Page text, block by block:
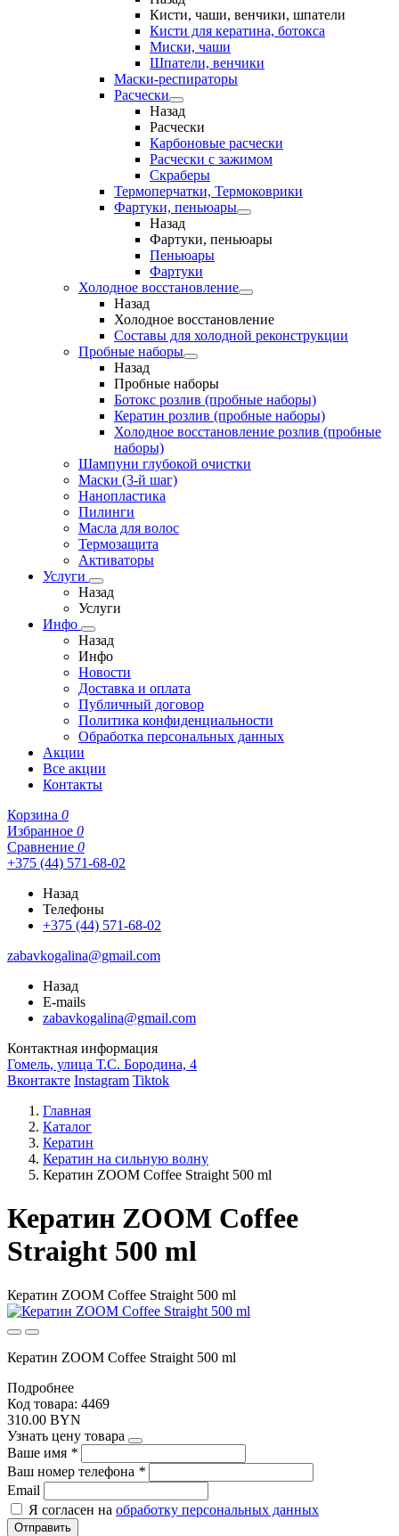
Кисти, чаши, венчики, шпатели
Кисти для кератина, ботокса
Миски, чаши
Шпатели, венчики
Маски-респираторы
Расчески
Назад
Расчески
Карбоновые расчески
Расчески с зажимом
Скраберы
Термоперчатки, Термоковрики
Фартуки, пеньюары
Назад
Фартуки, пеньюары
Пеньюары
Фартуки
Холодное восстановление
Назад
Холодное восстановление
Составы для холодной реконструкции
Пробные наборы
Назад
Пробные наборы
Ботокс розлив (пробные наборы)
Кератин розлив (пробные наборы)
Холодное восстановление розлив (пробные
наборы)
Шампуни глубокой очистки
Маски (3-й шаг)
Нанопластика
Пилинги
Масла для волос
Термозащита
Активаторы
Услуги
Назад
Услуги
Инфо
Назад
Инфо
Новости
Доставка и оплата
Публичный договор
Политика конфиденциальности
Обработка персональных данных
Акции
Все акции
Контакты
Корзина 0
Избранное 0
Сравнение 0
+375 (44) 571-68-02
Назад
Телефоны
+375 (44) 571-68-02
zabavkogalina@gmail.com
Назад
E-mails
zabavkogalina@gmail.com
Контактная информация
Гомель, улица Т.С. Бородина, 4
Вконтакте Instagram Tiktok
Главная
Каталог
Кератин
Кератин на сильную волну
Кератин ZOOM Coffee Straight 500 ml
Кератин ZOOM Coffee
Straight 500 ml
Кератин ZOOM Coffee Straight 500 ml
Кератин ZOOM Coffee Straight 500 ml
Подробнее
Код товара: 4469
310.00 BYN
Узнать цену товара
Ваше имя *
Ваш номер телефона *
Email
Я согласен на обработку персональных данных
Отправить